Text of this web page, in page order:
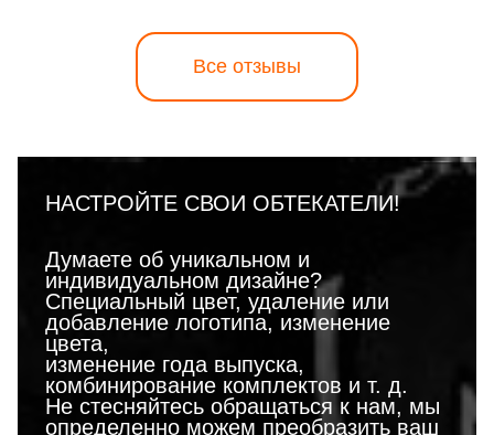
Все отзывы
НАСТРОЙТЕ СВОИ ОБТЕКАТЕЛИ!
Думаете об уникальном и
индивидуальном дизайне?
Специальный цвет, удаление или
добавление логотипа, изменение
цвета,
изменение года выпуска,
комбинирование комплектов и т. д.
Не стесняйтесь обращаться к нам, мы
определенно можем преобразить ваш